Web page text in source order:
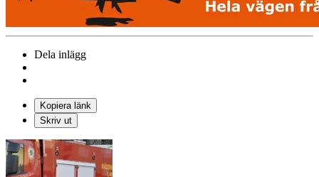
Dela inlägg
Kopiera länk
Skriv ut